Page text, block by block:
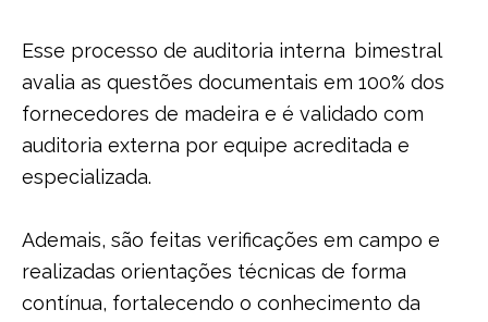
Esse processo de auditoria interna bimestral
avalia as questões documentais em 100% dos
fornecedores de madeira e é validado com
auditoria externa por equipe acreditada e
especializada.
Ademais, são feitas verificações em campo e
realizadas orientações técnicas de forma
contínua, fortalecendo o conhecimento da